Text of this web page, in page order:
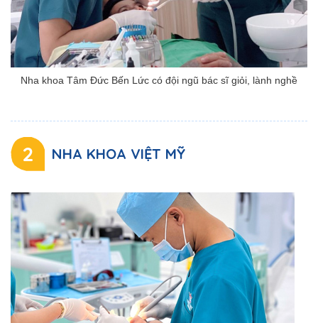
Nha khoa Tâm Đức Bến Lức có đội ngũ bác sĩ giỏi, lành nghề
2 NHA KHOA VIỆT MỸ